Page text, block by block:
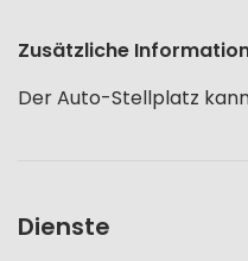
Zusätzliche
Der Auto-Stellplatz
Dienste